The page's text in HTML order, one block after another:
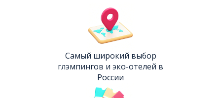
Самый широкий выбор
глэмпингов и эко-отелей в
России